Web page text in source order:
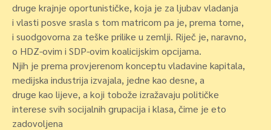
druge krajnje oportunističke, koja je za ljubav vladanja
i vlasti posve srasla s tom matricom pa je, prema tome,
i suodgovorna za teške prilike u zemlji. Riječ je, naravno,
o HDZ-ovim i SDP-ovim koalicijskim opcijama.
Njih je prema provjerenom konceptu vladavine kapitala,
medijska industrija izvajala, jedne kao desne, a
druge kao lijeve, a koji tobože izražavaju političke
interese svih socijalnih grupacija i klasa, čime je eto
zadovoljena